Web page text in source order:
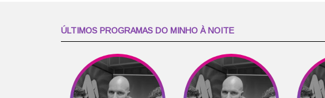
ÚLTIMOS PROGRAMAS DO MINHO À NOITE